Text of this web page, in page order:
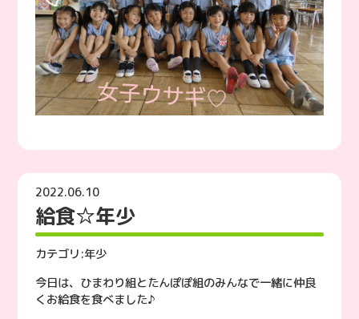
2022.06.10
給食☆年少
カテゴリ:年少
今日は、ひまわり組とたんぽぽ組のみんなで一緒に仲良
くお給食を食べました♪